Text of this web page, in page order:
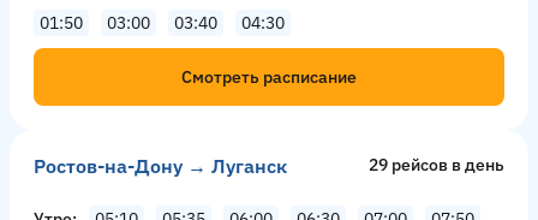
01:50
03:00 03:40 04:30
Смотреть расписание
Ростов-на-Дону → Луганск 29 рейсов в день